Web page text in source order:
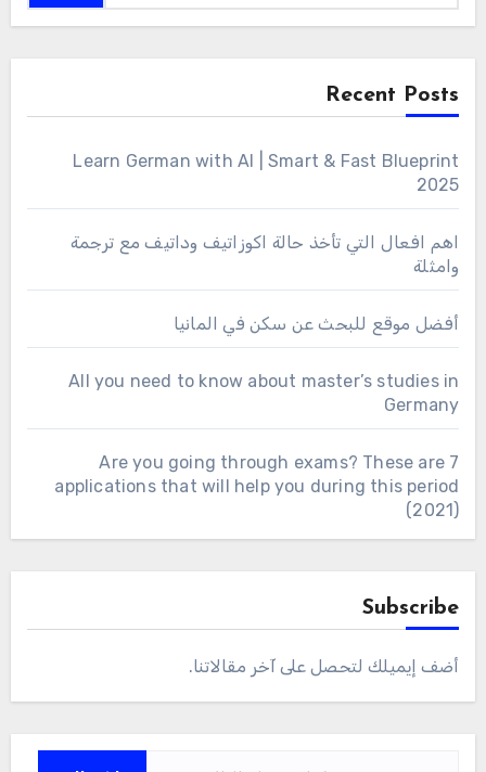
Recent Posts
Learn German with AI | Smart & Fast Blueprint
2025
اهم افعال التي تأخذ حالة اكوزاتيف وداتيف مع ترجمة
وامثلة
أفضل موقع للبحث عن سكن في المانيا
All you need to know about master’s studies in
Germany
Are you going through exams? These are 7
applications that will help you during this period
(2021)
Subscribe
أضف إيميلك لتحصل على آخر مقالاتنا.